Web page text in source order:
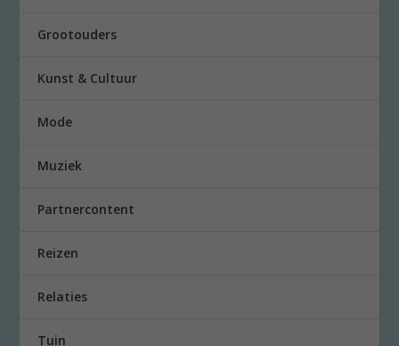
Grootouders
Kunst & Cultuur
Mode
Muziek
Partnercontent
Reizen
Relaties
Tuin